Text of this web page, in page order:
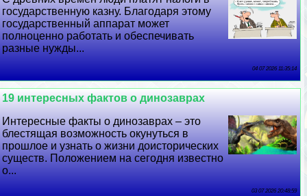
государственную казну. Благодаря этому
государственный аппарат может
полноценно работать и обеспечивать
разные нужды...
04 07 2026 11:35:14
19 интересных фактов о динозаврах
Интересные факты о динозаврах – это
блестящая возможность окунуться в
прошлое и узнать о жизни доисторических
существ. Положением на сегодня известно
о...
03 07 2026 20:48:59